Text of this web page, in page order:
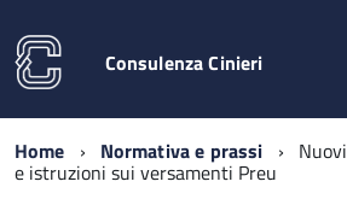
Consulenza Cinieri
Home Normativa e prassi
e istruzioni sui versamenti Preu